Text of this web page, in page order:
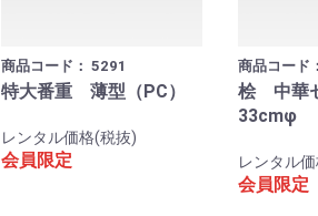
商品コード： 5291
特大番重 薄型（PC）
レンタル価格(税抜)
会員限定
商品コード
桧 中華
33cmφ
レンタル
会員限定